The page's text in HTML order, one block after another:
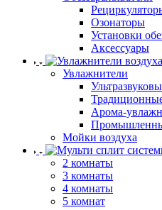
Озонаторы
Установки
Аксессуары
Увлажнители
Арома-
Мойки воздуха
2 комнаты
3 комнаты
4 комнаты
5 комнат